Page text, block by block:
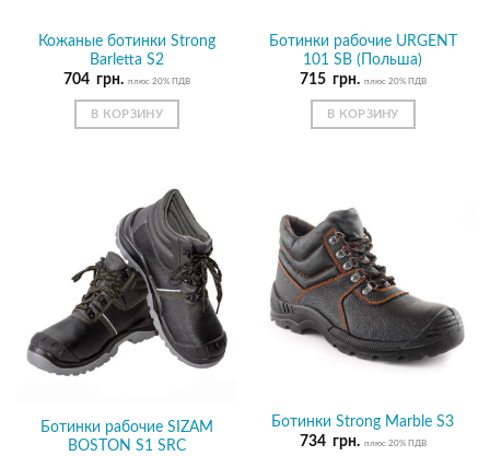
Кожаные ботинки Strong
Barletta S2
704 грн. плюс 20% ПДВ
В КОРЗИНУ
Ботинки рабочие URGENT
101 SB (Польша)
715 грн. плюс 20% ПДВ
В КОРЗИНУ
Ботинки рабочие SIZAM
BOSTON S1 SRC
Ботинки Strong Marble S3
734 грн. плюс 20% ПДВ